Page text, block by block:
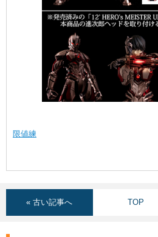
限値練
« 古い記事へ TOP